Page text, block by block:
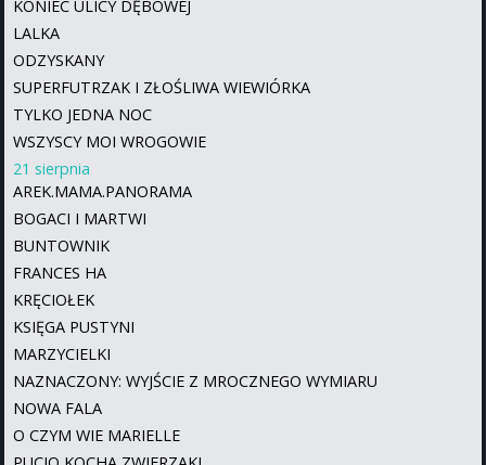
KONIEC ULICY DĘBOWEJ
LALKA
ODZYSKANY
SUPERFUTRZAK I ZŁOŚLIWA WIEWIÓRKA
TYLKO JEDNA NOC
WSZYSCY MOI WROGOWIE
21 sierpnia
AREK.MAMA.PANORAMA
BOGACI I MARTWI
BUNTOWNIK
FRANCES HA
KRĘCIOŁEK
KSIĘGA PUSTYNI
MARZYCIELKI
NAZNACZONY: WYJŚCIE Z MROCZNEGO WYMIARU
NOWA FALA
O CZYM WIE MARIELLE